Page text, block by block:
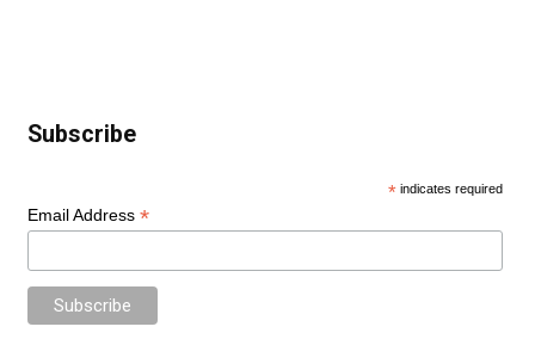
Subscribe
* indicates required
Email Address *